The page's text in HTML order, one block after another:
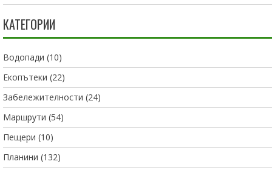
КАТЕГОРИИ
Водопади (10)
Екопътеки (22)
Забележителности (24)
Маршрути (54)
Пещери (10)
Планини (132)